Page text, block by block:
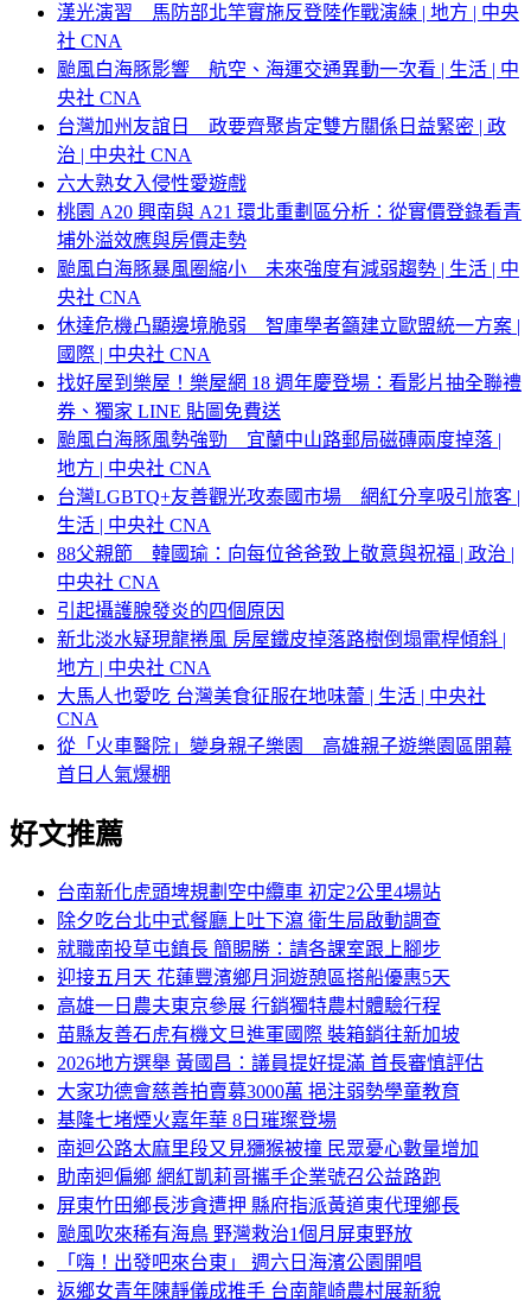
漢光演習 馬防部北竿實施反登陸作戰演練 | 地方 | 中央
社 CNA
颱風白海豚影響 航空、海運交通異動一次看 | 生活 | 中
央社 CNA
台灣加州友誼日 政要齊聚肯定雙方關係日益緊密 | 政
治 | 中央社 CNA
六大熟女入侵性愛遊戲
桃園 A20 興南與 A21 環北重劃區分析：從實價登錄看青
埔外溢效應與房價走勢
颱風白海豚暴風圈縮小 未來強度有減弱趨勢 | 生活 | 中
央社 CNA
休達危機凸顯邊境脆弱 智庫學者籲建立歐盟統一方案 |
國際 | 中央社 CNA
找好屋到樂屋！樂屋網 18 週年慶登場：看影片抽全聯禮
券、獨家 LINE 貼圖免費送
颱風白海豚風勢強勁 宜蘭中山路郵局磁磚兩度掉落 |
地方 | 中央社 CNA
台灣LGBTQ+友善觀光攻泰國市場 網紅分享吸引旅客 |
生活 | 中央社 CNA
88父親節 韓國瑜：向每位爸爸致上敬意與祝福 | 政治 |
中央社 CNA
引起攝護腺發炎的四個原因
新北淡水疑現龍捲風 房屋鐵皮掉落路樹倒塌電桿傾斜 |
地方 | 中央社 CNA
大馬人也愛吃 台灣美食征服在地味蕾 | 生活 | 中央社
CNA
從「火車醫院」變身親子樂園 高雄親子遊樂園區開幕
首日人氣爆棚
好文推薦
台南新化虎頭埤規劃空中纜車 初定2公里4場站
除夕吃台北中式餐廳上吐下瀉 衛生局啟動調查
就職南投草屯鎮長 簡賜勝：請各課室跟上腳步
迎接五月天 花蓮豐濱鄉月洞遊憩區搭船優惠5天
高雄一日農夫東京參展 行銷獨特農村體驗行程
苗縣友善石虎有機文旦進軍國際 裝箱銷往新加坡
2026地方選舉 黃國昌：議員提好提滿 首長審慎評估
大家功德會慈善拍賣募3000萬 挹注弱勢學童教育
基隆七堵煙火嘉年華 8日璀璨登場
南迴公路太麻里段又見獼猴被撞 民眾憂心數量增加
助南迴偏鄉 網紅凱莉哥攜手企業號召公益路跑
屏東竹田鄉長涉貪遭押 縣府指派黃道東代理鄉長
颱風吹來稀有海鳥 野灣救治1個月屏東野放
「嗨！出發吧來台東」 週六日海濱公園開唱
返鄉女青年陳靜儀成推手 台南龍崎農村展新貌